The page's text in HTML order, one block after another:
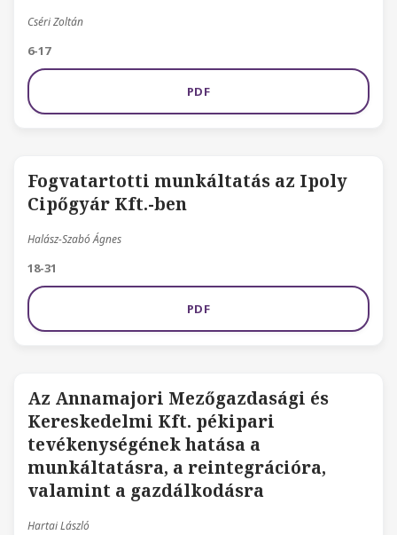
Cséri Zoltán
6-17
PDF
Fogvatartotti munkáltatás az Ipoly
Cipőgyár Kft.-ben
Halász-Szabó Ágnes
18-31
PDF
Az Annamajori Mezőgazdasági és
Kereskedelmi Kft. pékipari
tevékenységének hatása a
munkáltatásra, a reintegrációra,
valamint a gazdálkodásra
Hartai László